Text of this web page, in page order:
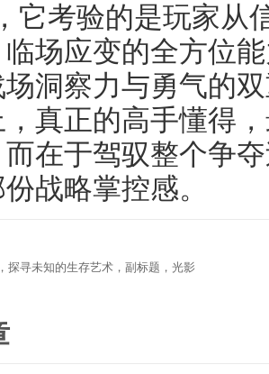
它考验的是玩家从
临场应变的全方位
洞察力与勇气的
真正的高手懂得
在于驾驭整个争
战略掌控感。
探寻未知的生存艺术，副标题，光影